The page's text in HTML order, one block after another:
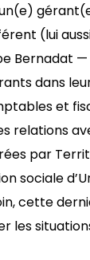
(lui
Bernadat —
dans
et
relations
par
sociale
cette
les